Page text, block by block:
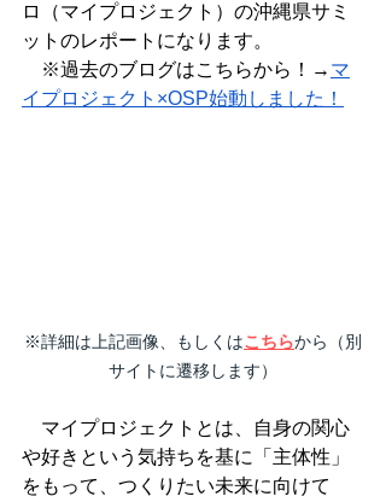
ロ（マイプロジェクト）の沖縄県サミ
ットのレポートになります。
※過去のブログはこちらから！→ マ
イプロジェクト×OSP始動しました！
※詳細は上記画像、もしくはこちらから（別
サイトに遷移します）
マイプロジェクトとは、自身の関心
や好きという気持ちを基に「主体性」
をもって、つくりたい未来に向けて